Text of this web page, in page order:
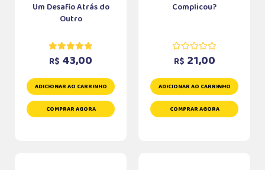
Um Desafio Atrás do
Outro
R$ 43,00
ADICIONAR AO CARRINHO
COMPRAR AGORA
Complicou?
R$ 21,00
ADICIONAR AO CARRINHO
COMPRAR AGORA